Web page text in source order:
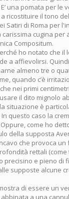
una pomata per le
ricostituire il tono
Satiri di Roma per
carissima cugina per
Compositum.
ho notato che il
a affievolirsi.
almeno tre o
quando c’è
nei primi
il dito mignolo
situazione è
questo caso la
come ho
della supposta
che provoca
rettali
precisino e pieno di
supposte alcune
di essere un
a una